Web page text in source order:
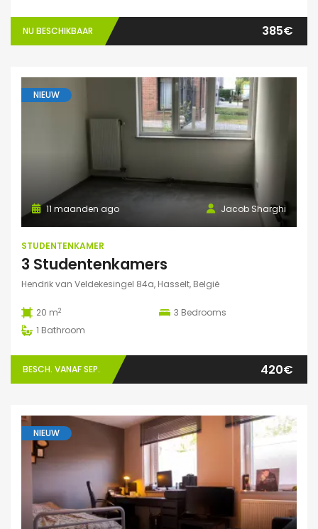
NU BESCHIKBAAR 385€
NIEUW
Jacob Sharghi
11 maanden ago
STUDENTENKAMER
3 Studentenkamers
Hendrik van Veldekesingel 84a, Hasselt, België
20 m2 3 Bedrooms
1 Bathroom
BESCH. VANAF SEP. 420€
NIEUW